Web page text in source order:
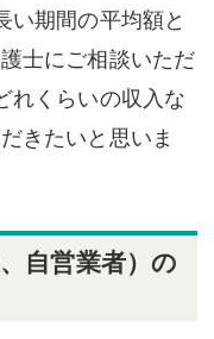
い期間の平均額と
士にご相談いただ
れくらいの収入な
きたいと思いま
自営業者）の